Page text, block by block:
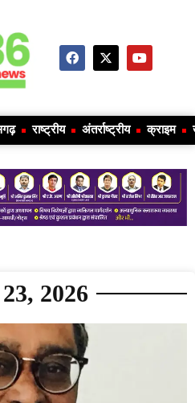
राष्ट्रीय अंतर्राष्ट्रीय क्राइम
2026